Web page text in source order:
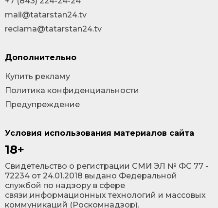
Условия использования материалов сайта
18+
Cвидетельство о регистрации СМИ ЭЛ № ФС 77 -
72234 от 24.01.2018 выдано Федеральной
службой по надзору в сфере
связи,информационных технологий и массовых
коммуникаций (Роскомнадзор).
mail@tatarstan24.tv
reclama@tatarstan24.tv
Дополнительно
Купить рекламу
Политика конфиденциальности
Предупреждение